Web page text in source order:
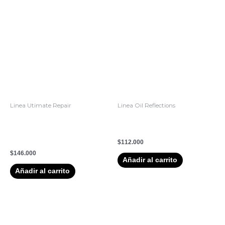
Linea Utimate Repair
$146.000
Añadir al carrito
Linea Oil Reflections
$112.000
Añadir al carrito